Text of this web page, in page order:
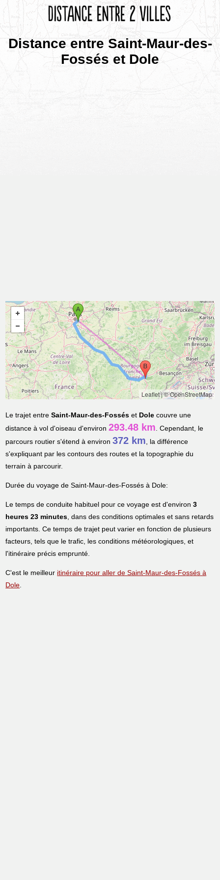
Distance entre Saint-Maur-des-
Fossés et Dole
Leaflet|© OpenStreetMap
Le trajet entreSaint-Maur-des-Fossés et Dole couvre une
distance à vol d'oiseau d'environ293.48 km. Cependant, le
parcours routier s'étend à environ372 km, la différence
s'expliquant par les contours des routes et la topographie du
terrain à parcourir.
Durée du voyage de Saint-Maur-des-Fossés à Dole:
Le temps de conduite habituel pour ce voyage est d'environ3
heures 23 minutes, dans des conditions optimales et sans retards
importants. Ce temps de trajet peut varier en fonction de plusieurs
facteurs, tels que le trafic, les conditions météorologiques, et
l'itinéraire précis emprunté.
C'est le meilleur itinéraire pour aller de Saint-Maur-des-Fossés à
Dole.